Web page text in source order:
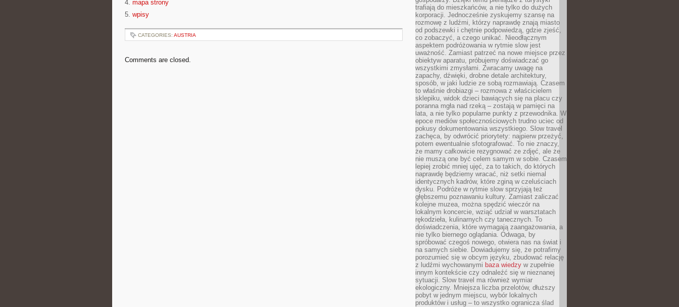
4. mapa strony
5. wpisy
CATEGORIES: AUSTRIA
Comments are closed.
trafiają do mieszkańców, a nie tylko do dużych
korporacji. Jednocześnie zyskujemy szansę na
rozmowę z ludźmi, którzy naprawdę znają miasto
od podszewki i chętnie podpowiedzą, gdzie zjeść,
co zobaczyć, a czego unikać. Nieodłącznym
aspektem podróżowania w rytmie slow jest
uważność. Zamiast patrzeć na nowe miejsce przez
obiektyw aparatu, próbujemy doświadczać go
wszystkimi zmysłami. Zwracamy uwagę na
zapachy, dźwięki, drobne detale architektury,
sposób, w jaki ludzie ze sobą rozmawiają. Czasem
to właśnie drobiazgi – rozmowa z właścicielem
sklepiku, widok dzieci bawiących się na placu czy
poranna mgła nad rzeką – zostają w pamięci na
lata, a nie tylko popularne punkty z przewodnika. W
epoce mediów społecznościowych trudno uciec od
pokusy dokumentowania wszystkiego. Slow travel
zachęca, by odwrócić priorytety: najpierw przeżyć,
potem ewentualnie sfotografować. To nie znaczy,
że mamy całkowicie rezygnować ze zdjęć, ale że
nie muszą one być celem samym w sobie. Czasem
lepiej zrobić mniej ujęć, za to takich, do których
naprawdę będziemy wracać, niż setki niemal
identycznych kadrów, które zginą w czeluściach
dysku. Podróże w rytmie slow sprzyjają też
głębszemu poznawaniu kultury. Zamiast zaliczać
kolejne muzea, można spędzić wieczór na
lokalnym koncercie, wziąć udział w warsztatach
rękodzieła, kulinarnych czy tanecznych. To
doświadczenia, które wymagają zaangażowania, a
nie tylko biernego oglądania. Odwaga, by
spróbować czegoś nowego, otwiera nas na świat i
na samych siebie. Dowiadujemy się, że potrafimy
porozumieć się w obcym języku, zbudować relację
z ludźmi wychowanymi baza wiedzy w zupełnie
innym kontekście czy odnaleźć się w nieznanej
sytuacji. Slow travel ma również wymiar
ekologiczny. Mniejsza liczba przelotów, dłuższy
pobyt w jednym miejscu, wybór lokalnych
produktów i usług – to wszystko ogranicza ślad